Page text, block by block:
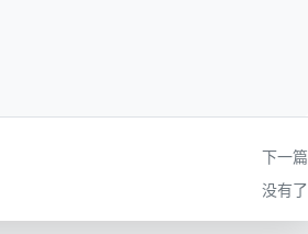
下一篇
没有了